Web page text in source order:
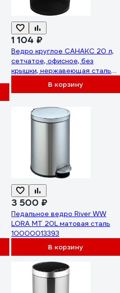
1 104 ₽
Ведро круглое САНАКС 20 л,
сетчатое, офисное, без
крышки, нержавеющая сталь
SUS 410, черное 42120
В корзину
3 500 ₽
Педальное ведро River WW
LORA MT 20L матовая сталь
10000013393
В корзину